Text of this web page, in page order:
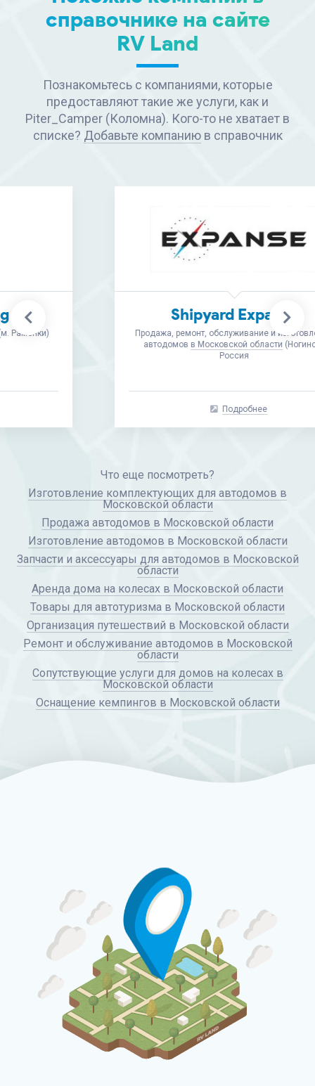
справочнике на сайте
RV Land
Познакомьтесь с компаниями, которые
предоставляют такие же услуги, как и
Piter_Camper (Коломна). Кого-то не хватает в
списке? Добавьте компаниюв справочник
Shipyard Expanse
Продажа, ремонт, обслуживание и изготовление
в Московской области(Ногинск),
Что еще посмотреть?
Изготовление комплектующих для автодомов в
Московской области
Продажа автодомов в Московской области
Изготовление автодомов в Московской области
Запчасти и аксессуары для автодомов в Московской
области
Аренда дома на колесах в Московской области
Товары для автотуризма в Московской области
Организация путешествий в Московской области
Ремонт и обслуживание автодомов в Московской
области
Сопутствующие услуги для домов на колесах в
Московской области
Оснащение кемпингов в Московской области